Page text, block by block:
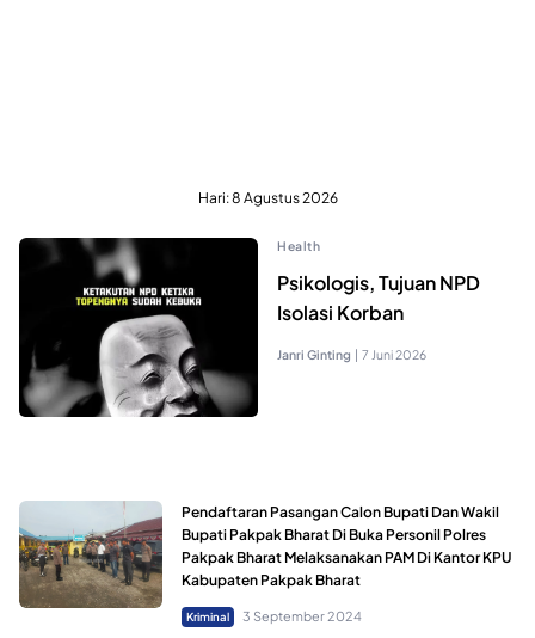
Hari:8 Agustus 2026
Health
Psikologis, Tujuan NPD
Isolasi Korban
Janri Ginting | 7 Juni 2026
Pendaftaran Pasangan Calon Bupati Dan Wakil
Bupati Pakpak Bharat Di Buka Personil Polres
Pakpak Bharat Melaksanakan PAM Di Kantor KPU
Kabupaten Pakpak Bharat
Kriminal 3 September 2024